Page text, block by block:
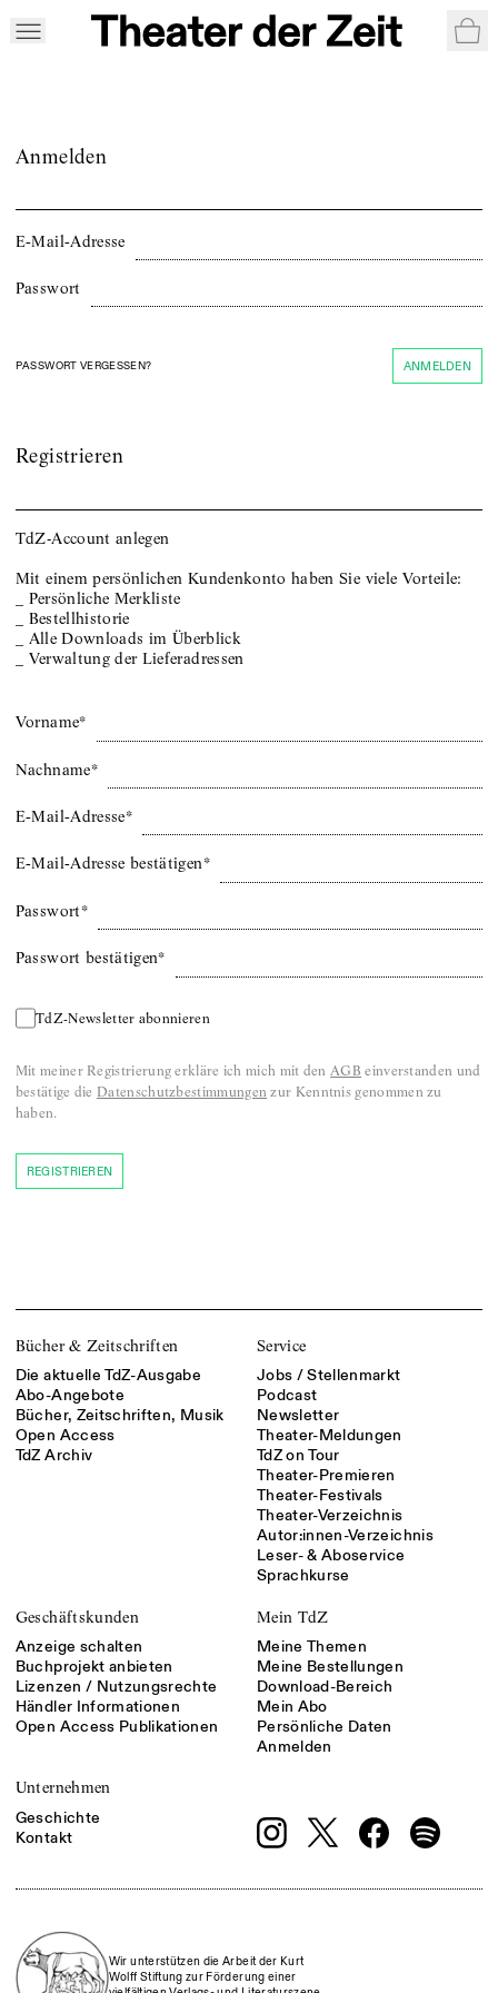
Anmelden
E‑Mail‑Adresse
Passwort
PASSWORT VERGESSEN? ANMELDEN
Registrieren
TdZ-Account anlegen
Mit einem persönlichen Kundenkonto haben Sie viele Vorteile:
Persönliche Merkliste
Bestellhistorie
Alle Downloads im Überblick
Verwaltung der Lieferadressen
Vorname*
Nachname*
E‑Mail‑Adresse*
E‑Mail‑Adresse bestätigen*
Passwort*
Passwort bestätigen*
TdZ-Newsletter abonnieren
Mit meiner Registrierung erkläre ich mich mit den AGB einverstanden und
bestätige die Datenschutzbestimmungen zur Kenntnis genommen zu
haben.
REGISTRIEREN
Bücher & Zeitschriften
Die aktuelle TdZ-Ausgabe
Abo-Angebote
Bücher, Zeitschriften, Musik
Open Access
TdZ Archiv
Service
Jobs / Stellenmarkt
Podcast
Newsletter
Theater-Meldungen
TdZ on Tour
Theater-Premieren
Theater-Festivals
Theater-Verzeichnis
Autor:innen-Verzeichnis
Leser- & Aboservice
Sprachkurse
Geschäftskunden
Anzeige schalten
Buchprojekt anbieten
Lizenzen / Nutzungsrechte
Händler Informationen
Open Access Publikationen
Mein TdZ
Meine Themen
Meine Bestellungen
Download-Bereich
Mein Abo
Persönliche Daten
Anmelden
Unternehmen
Geschichte
Kontakt
Wir unterstützen die Arbeit der Kurt
Wolff Stiftung zur Förderung einer